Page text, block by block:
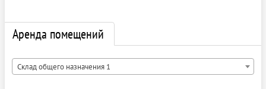
Аренда помещений
Склад общего назначения 1